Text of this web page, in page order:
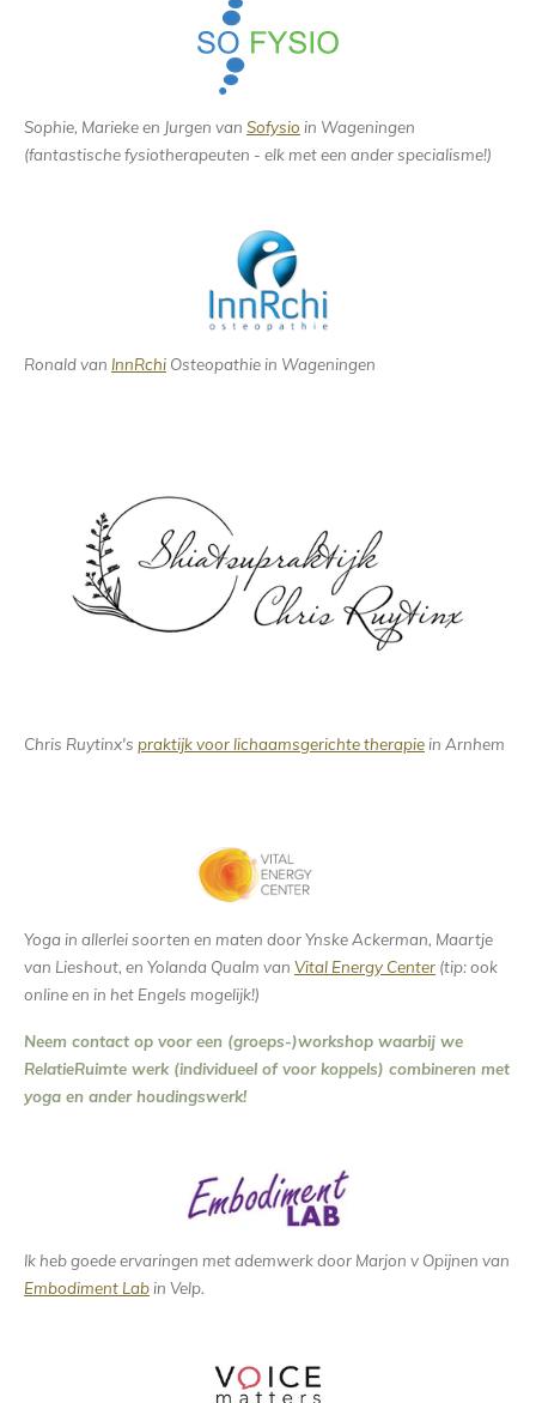
Sophie, Marieke en Jurgen van Sofysio in Wageningen
(fantastische fysiotherapeuten - elk met een ander specialisme!)
Ronald van InnRchi Osteopathie in Wageningen
Chris Ruytinx's praktijk voor lichaamsgerichte therapie in Arnhem
Yoga in allerlei soorten en maten door Ynske Ackerman, Maartje
van Lieshout, en Yolanda Qualm van Vital Energy Center (tip: ook
online en in het Engels mogelijk!)
Neem contact op voor een (groeps-)workshop waarbij we
RelatieRuimte werk (individueel of voor koppels) combineren met
yoga en ander houdingswerk!
Ik heb goede ervaringen met ademwerk door Marjon v Opijnen van
Embodiment Lab in Velp.